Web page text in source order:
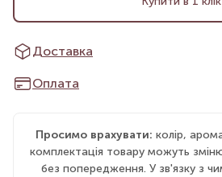
Доставка
Оплата
Просимо врахувати: колір,
комплектація товару можуть
без попередження. У зв'язку з